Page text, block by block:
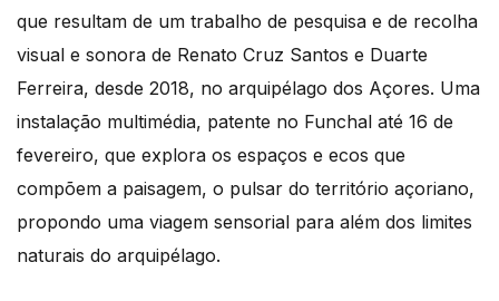
que resultam de um trabalho de pesquisa e de recolha
visual e sonora de Renato Cruz Santos e Duarte
Ferreira, desde 2018, no arquipélago dos Açores. Uma
instalação multimédia, patente no Funchal até 16 de
fevereiro, que explora os espaços e ecos que
compõem a paisagem, o pulsar do território açoriano,
propondo uma viagem sensorial para além dos limites
naturais do arquipélago.